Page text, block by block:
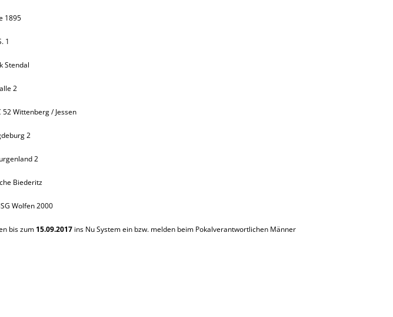
1895
1
Stendal
2
Wittenberg / Jessen
2
2
Biederitz
Wolfen 2000
bis zum 15.09.2017 ins Nu System ein bzw. melden beim Pokalverantwortlichen Männer